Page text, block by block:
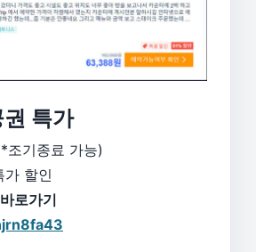
특가
조기종료 가능)
가 할인
로가기